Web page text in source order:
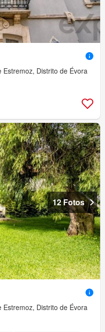
Distrito de Évora
12 Fotos
Distrito de Évora